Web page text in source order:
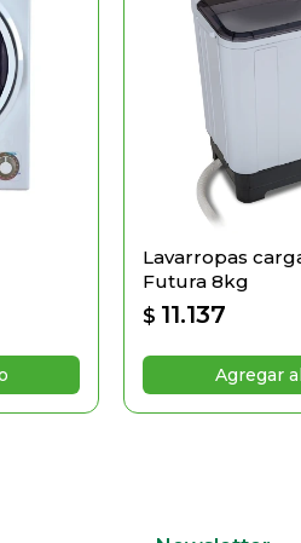
Lavarropas
Futura 8kg
$ 11.137